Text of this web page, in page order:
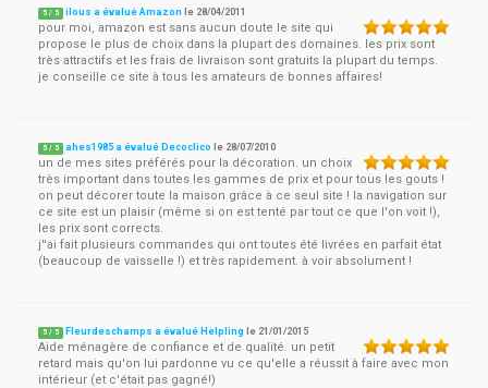
5 / 5 ilous a évalué Amazon le 28/04/2011
pour moi, amazon est sans aucun doute le site qui
propose le plus de choix dans la plupart des domaines. les prix sont
très attractifs et les frais de livraison sont gratuits la plupart du temps.
je conseille ce site à tous les amateurs de bonnes affaires!
5 / 5 ahes1985 a évalué Decoclico le 28/07/2010
un de mes sites préférés pour la décoration. un choix
très important dans toutes les gammes de prix et pour tous les gouts !
on peut décorer toute la maison grâce à ce seul site ! la navigation sur
ce site est un plaisir (même si on est tenté par tout ce que l'on voit !),
les prix sont corrects.
j''ai fait plusieurs commandes qui ont toutes été livrées en parfait état
(beaucoup de vaisselle !) et très rapidement. à voir absolument !
5 / 5 Fleurdeschamps a évalué Helpling le 21/01/2015
Aide ménagère de confiance et de qualité. un petit
retard mais qu'on lui pardonne vu ce qu'elle a réussit à faire avec mon
intérieur (et c'était pas gagné!)